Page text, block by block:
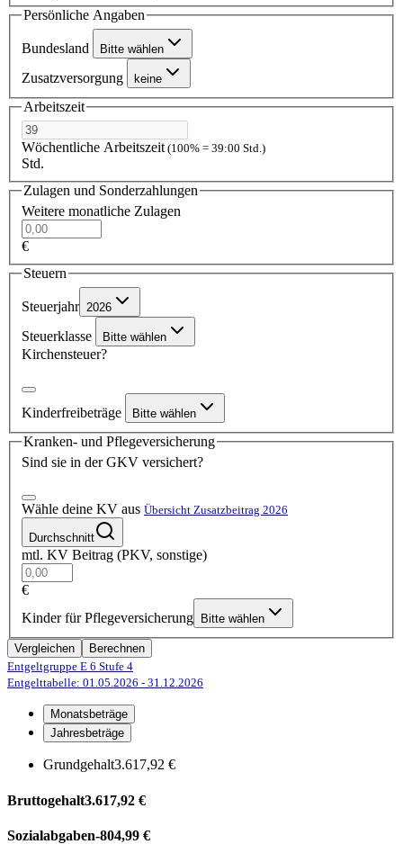
Persönliche Angaben
Bundesland Bitte wählen
Zusatzversorgung keine
Arbeitszeit
Wöchentliche Arbeitszeit (100% = 39:00 Std.)
Std.
Zulagen und Sonderzahlungen
Weitere monatliche Zulagen
€
Steuern
Steuerjahr 2026
Steuerklasse Bitte wählen
Kirchensteuer?
Kinderfreibeträge Bitte wählen
Kranken- und Pflegeversicherung
Sind sie in der GKV versichert?
Wähle deine KV aus Übersicht Zusatzbeitrag 2026
Durchschnitt
mtl. KV Beitrag (PKV, sonstige)
€
Kinder für Pflegeversicherung
Bitte wählen
Vergleichen
Berechnen
Entgeltgruppe E 6 Stufe 4
Entgelttabelle: 01.05.2026 - 31.12.2026
Monatsbeträge
Jahresbeträge
Grundgehalt3.617,92 €
Bruttogehalt3.617,92 €
Sozialabgaben-804,99 €